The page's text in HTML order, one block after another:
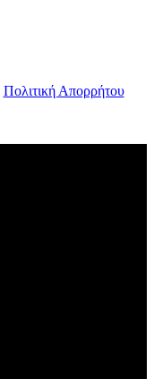
Πολιτική Απορρήτου